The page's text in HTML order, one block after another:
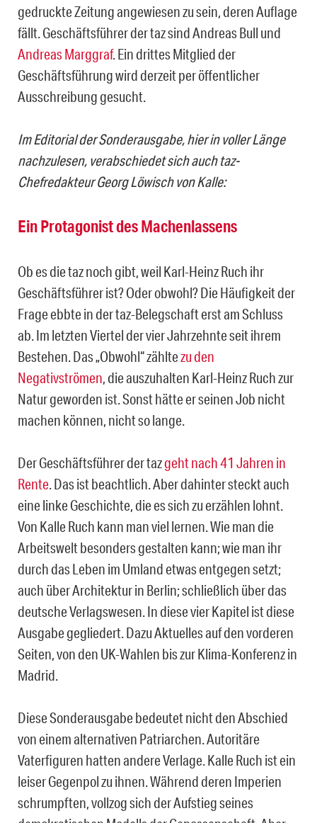
gedruckte Zeitung angewiesen zu sein, deren Auflage
fällt. Geschäftsführer der taz sind Andreas Bull und
Andreas Marggraf. Ein drittes Mitglied der
Geschäftsführung wird derzeit per öffentlicher
Ausschreibung gesucht.
Im Editorial der Sonderausgabe, hier in voller Länge
nachzulesen, verabschiedet sich auch taz-
Chefredakteur Georg Löwisch von Kalle:
Ein Protagonist des Machenlassens
Ob es die taz noch gibt, weil Karl-Heinz Ruch ihr
Geschäftsführer ist? Oder obwohl? Die Häufigkeit der
Frage ebbte in der taz-Belegschaft erst am Schluss
ab. Im letzten Viertel der vier Jahrzehnte seit ihrem
Bestehen. Das „Obwohl“ zähltezu den
Negativströmen, die auszuhalten Karl-Heinz Ruch zur
Natur geworden ist. Sonst hätte er seinen Job nicht
machen können, nicht so lange.
Der Geschäftsführer der tazgeht nach 41 Jahren in
Rente. Das ist beachtlich. Aber dahinter steckt auch
eine linke Geschichte, die es sich zu erzählen lohnt.
Von Kalle Ruch kann man viel lernen. Wie man die
Arbeitswelt besonders gestalten kann; wie man ihr
durch das Leben im Umland etwas entgegen setzt;
auch über Architektur in Berlin; schließlich über das
deutsche Verlagswesen. In diese vier Kapitel ist diese
Ausgabe gegliedert. Dazu Aktuelles auf den vorderen
Seiten, von den UK-Wahlen bis zur Klima-Konferenz in
Madrid.
Diese Sonderausgabe bedeutet nicht den Abschied
von einem alternativen Patriarchen. Autoritäre
Vaterfiguren hatten andere Verlage. Kalle Ruch ist ein
leiser Gegenpol zu ihnen. Während deren Imperien
schrumpften, vollzog sich der Aufstieg seines